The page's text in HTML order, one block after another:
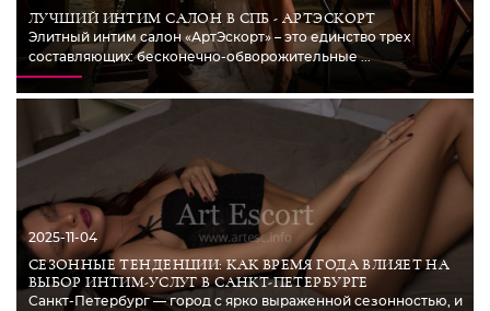
ЛУЧШИЙ ИНТИМ САЛОН В СПБ - АРТЭСКОРТ
Элитный интим салон «АртЭскорт» – это единство трех
составляющих: бесконечно-обворожительные ...
2025-11-04
СЕЗОННЫЕ ТЕНДЕНЦИИ: КАК ВРЕМЯ ГОДА ВЛИЯЕТ НА
ВЫБОР ИНТИМ-УСЛУГ В САНКТ-ПЕТЕРБУРГЕ
Санкт-Петербург — город с ярко выраженной сезонностью, и